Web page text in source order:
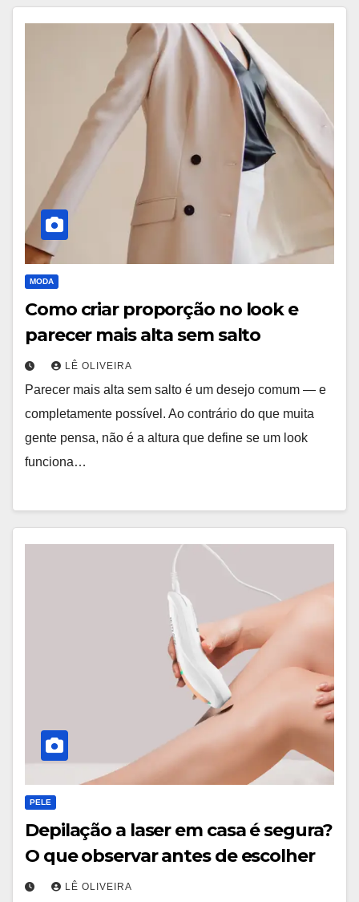
MODA
Como criar proporção no look e
parecer mais alta sem salto
LÊ OLIVEIRA
Parecer mais alta sem salto é um desejo comum — e
completamente possível. Ao contrário do que muita
gente pensa, não é a altura que define se um look
funciona…
PELE
Depilação a laser em casa é segura?
O que observar antes de escolher
LÊ OLIVEIRA